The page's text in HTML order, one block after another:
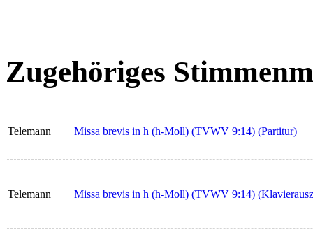
Zugehöriges
Telemann Missa brevis in h (h-Moll) (TVWV 9:14) (Partitur)
Telemann Missa brevis in h (h-Moll) (TVWV 9:14)